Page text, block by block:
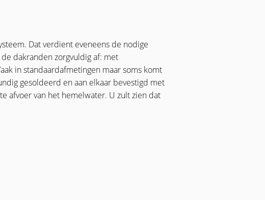
Dat verdient eveneens de nodige
dakranden zorgvuldig af: met
in standaardafmetingen maar soms komt
gesoldeerd en aan elkaar bevestigd met
afvoer van het hemelwater. U zult zien dat